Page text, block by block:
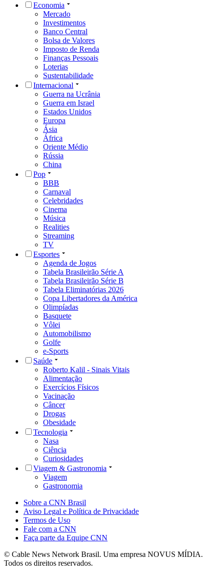
Economia
Mercado
Investimentos
Banco Central
Bolsa de Valores
Imposto de Renda
Finanças Pessoais
Loterias
Sustentabilidade
Internacional
Guerra na Ucrânia
Guerra em Israel
Estados Unidos
Europa
Ásia
África
Oriente Médio
Rússia
China
Pop
BBB
Carnaval
Celebridades
Cinema
Música
Realities
Streaming
TV
Esportes
Agenda de Jogos
Tabela Brasileirão Série A
Tabela Brasileirão Série B
Tabela Eliminatórias 2026
Copa Libertadores da América
Olimpíadas
Basquete
Vôlei
Automobilismo
Golfe
e-Sports
Saúde
Roberto Kalil - Sinais Vitais
Alimentação
Exercícios Físicos
Vacinação
Câncer
Drogas
Obesidade
Tecnologia
Nasa
Ciência
Curiosidades
Viagem & Gastronomia
Viagem
Gastronomia
Sobre a CNN Brasil
Aviso Legal e Política de Privacidade
Termos de Uso
Fale com a CNN
Faça parte da Equipe CNN
© Cable News Network Brasil. Uma empresa NOVUS MÍDIA.
Todos os direitos reservados.